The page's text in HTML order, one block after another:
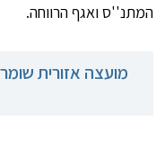
המתנ''ס ואגף הרווחה.